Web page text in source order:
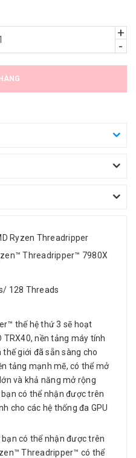
+
-
Ryzen Threadripper
Threadripper™ 7980X
128 Threads
thế hệ thứ 3 sẽ hoạt
nền tảng máy tính
giới đã sẵn sàng cho
tảng mạnh mẽ, có thể mở
và khả năng mở rộng
có thể nhận được trên
cho các hệ thống đa GPU
có thể nhận được trên
Threadripper™ có thể